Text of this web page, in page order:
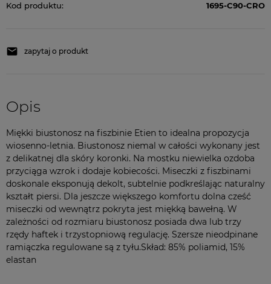
Kod produktu:
1695-C90-CRO
zapytaj o produkt
Opis
Miękki biustonosz na fiszbinie Etien to idealna propozycja
wiosenno-letnia. Biustonosz niemal w całości wykonany jest
z delikatnej dla skóry koronki. Na mostku niewielka ozdoba
przyciąga wzrok i dodaje kobiecości. Miseczki z fiszbinami
doskonale eksponują dekolt, subtelnie podkreślając naturalny
kształt piersi. Dla jeszcze większego komfortu dolna cześć
miseczki od wewnątrz pokryta jest miękką bawełną. W
zależności od rozmiaru biustonosz posiada dwa lub trzy
rzędy haftek i trzystopniową regulację. Szersze nieodpinane
ramiączka regulowane są z tyłu.Skład: 85% poliamid, 15%
elastan